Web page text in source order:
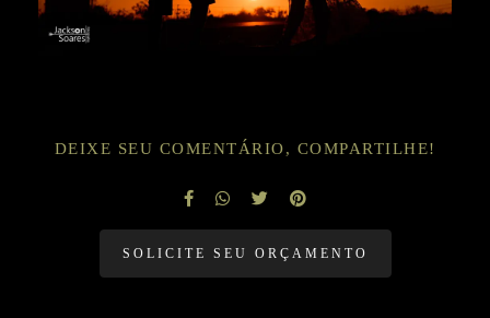
DEIXE SEU COMENTÁRIO, COMPARTILHE!
SOLICITE SEU ORÇAMENTO